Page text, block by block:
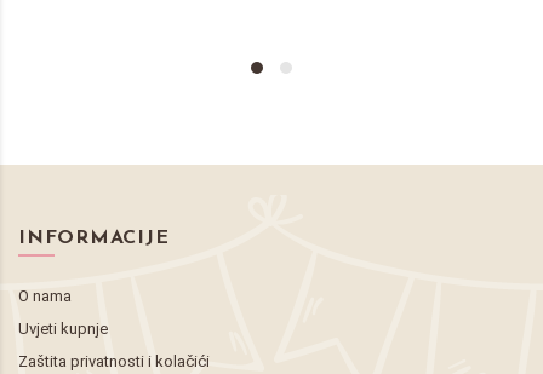
INFORMACIJE
O nama
Uvjeti kupnje
Zaštita privatnosti i kolačići